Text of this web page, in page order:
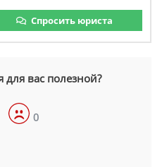
Спросить юриста
для вас полезной?
0